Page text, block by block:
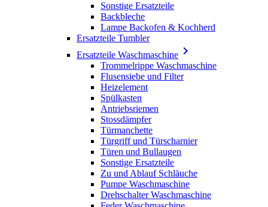
Sonstige Ersatzteile
Backbleche
Lampe Backofen & Kochherd
Ersatzteile Tumbler
Ersatzteile Waschmaschine 
Trommelrippe Waschmaschine
Flusensiebe und Filter
Heizelement
Spülkasten
Antriebsriemen
Stossdämpfer
Türmanchette
Türgriff und Türscharnier
Türen und Bullaugen
Sonstige Ersatzteile
Zu und Ablauf Schläuche
Pumpe Waschmaschine
Drehschalter Waschmaschine